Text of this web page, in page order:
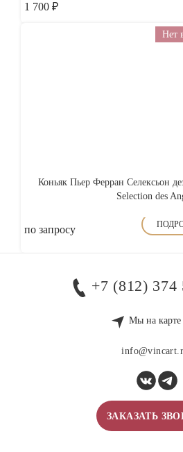
1 700 ₽
Нет
Коньяк Пьер Ферран Селексьон
Selection des
по запросу
+7 (812) 374
Мы на карте
ЗАКАЗАТЬ